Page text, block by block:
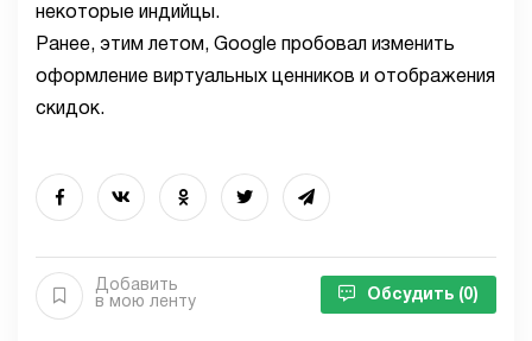
некоторые индийцы.
Ранее, этим летом, Google пробовал изменить
оформление виртуальных ценников и отображения
скидок.
Добавить
в мою ленту
Обсудить (0)